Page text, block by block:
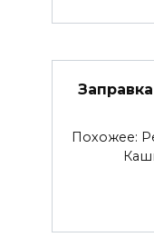
Похожее: